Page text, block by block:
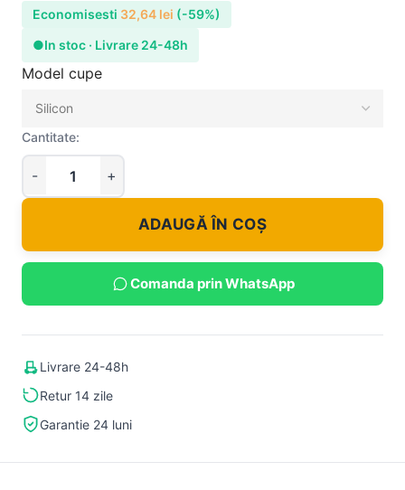
Economisesti 32,64 lei (-59%)
●In stoc · Livrare 24-48h
Model cupe
Cantitate:
ADAUGĂ ÎN COȘ
Comanda prin WhatsApp
Livrare 24-48h
Retur 14 zile
Garantie 24 luni